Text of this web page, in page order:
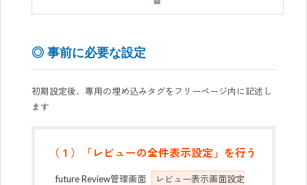
◎ 事前に必要な設定
初期設定後、専用の埋め込みタグをフリーページ内に記述し
ます
（１）「レビューの全件表示設定」を行う
future Review管理画面 レビュー表示画面設定